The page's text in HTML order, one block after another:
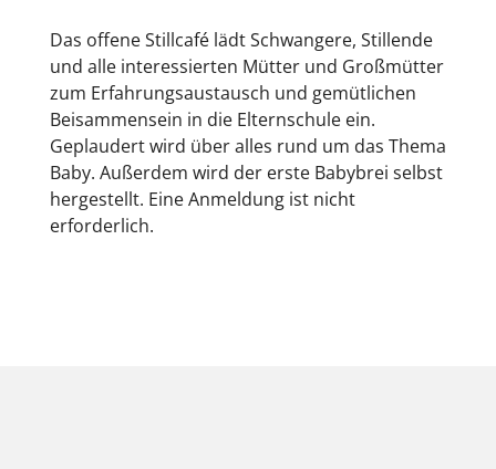
Das offene Stillcafé lädt Schwangere, Stillende
und alle interessierten Mütter und Großmütter
zum Erfahrungsaustausch und gemütlichen
Beisammensein in die Elternschule ein.
Geplaudert wird über alles rund um das Thema
Baby. Außerdem wird der erste Babybrei selbst
hergestellt. Eine Anmeldung ist nicht
erforderlich.